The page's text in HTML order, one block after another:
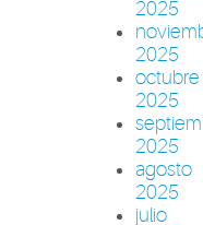
2025
2025
octubre
2025
2025
agosto
2025
julio